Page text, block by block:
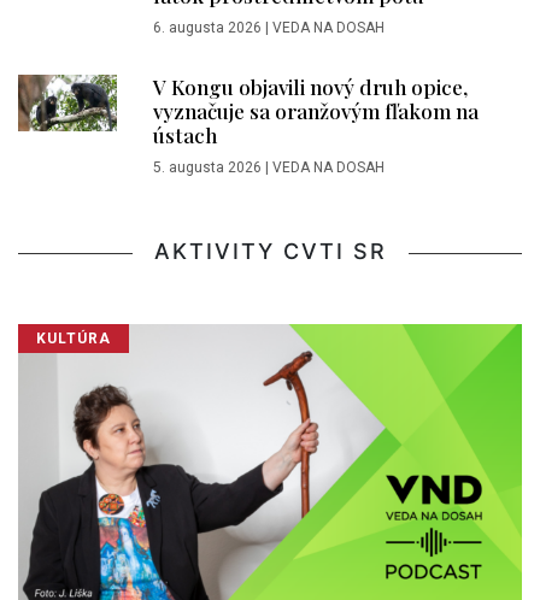
6. augusta 2026 VEDA NA DOSAH
V Kongu objavili nový druh opice,
vyznačuje sa oranžovým fľakom na
ústach
5. augusta 2026 VEDA NA DOSAH
AKTIVITY CVTI SR
KULTÚRA